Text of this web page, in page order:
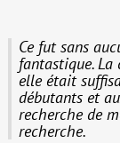
Ce fut sans
fantastique.
elle était
débutants et
recherche de
recherche.